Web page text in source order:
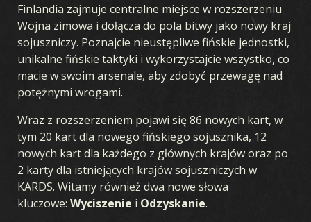
Finlandia zajmuje centralne miejsce w rozszerzeniu
Wojna zimowa i dołącza do pola bitwy jako nowy kraj
sojuszniczy. Poznajcie nieustępliwe fińskie jednostki,
unikalne fińskie taktyki i wykorzystajcie wszystko, co
macie w swoim arsenale, aby zdobyć przewagę nad
potężnymi wrogami.
Wraz z rozszerzeniem pojawi się 86 nowych kart, w
tym 20 kart dla nowego fińskiego sojusznika, 12
nowych kart dla każdego z głównych krajów oraz po
2 karty dla istniejących krajów sojuszniczych w
KARDS. Witamy również dwa nowe słowa
kluczowe: Wyciszenie i Odzyskanie.